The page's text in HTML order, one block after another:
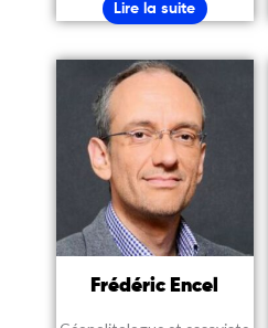
Lire la suite
Frédéric Encel